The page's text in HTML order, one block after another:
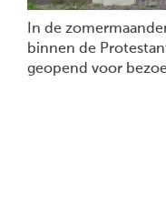
In de
binnen de
geopend voor